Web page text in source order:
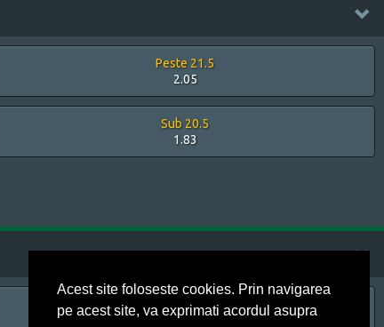
Acest site foloseste cookies. Prin navigarea
pe acest site, va exprimati acordul asupra
Peste 21.5
2.05
Sub 20.5
1.83
H1 (-3)
1.63